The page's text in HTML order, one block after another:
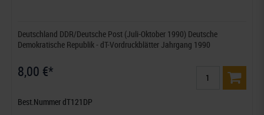
Deutschland DDR/Deutsche Post (Juli-Oktober 1990) Deutsche
Demokratische Republik - dT-Vordruckblätter Jahrgang 1990
8,00 €*
Best.Nummer dT121DP